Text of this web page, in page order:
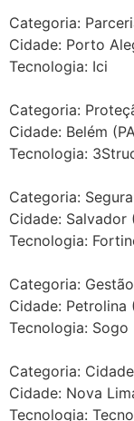
Categoria:
Cidade: Porto
Tecnologia: Ici
Categoria:
Cidade: Belém
Tecnologia:
Categoria:
Cidade: Salvador
Tecnologia:
Categoria:
Cidade: Petrolina
Tecnologia: Sogo
Categoria:
Cidade: Nova
Tecnologia: